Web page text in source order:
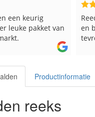
keurig
leuke pakket van
en
Productinformatie
reeks